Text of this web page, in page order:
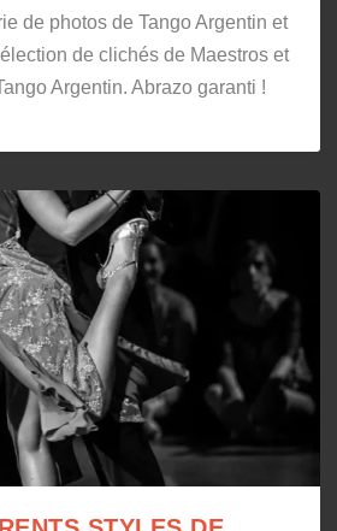
de photos de Tango Argentin et
de clichés de Maestros et
Argentin. Abrazo garanti !